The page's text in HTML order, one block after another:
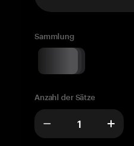
Sammlung
Anzahl der Sätze